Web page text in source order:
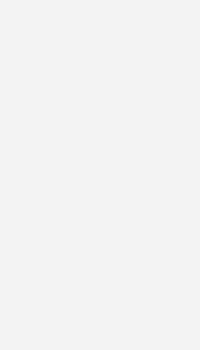
Vor-Ort-Veranstaltung seit 2018.
zu knüpfen und
ist größer denn je.
der